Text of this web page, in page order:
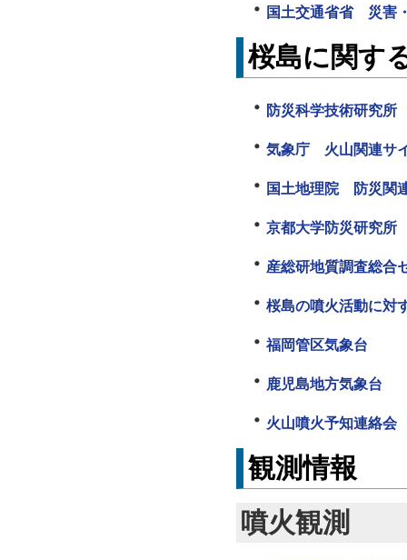
国土交通省省 災害
桜島に関す
防災科学技術研究
気象庁 火山関連サ
国土地理院 防災関
京都大学防災研究
産総研地質調査総
桜島の噴火活動に対
福岡管区気象台
鹿児島地方気象台
火山噴火予知連絡会
観測情報
噴火観測